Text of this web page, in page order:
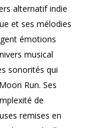
alternatif indie
et ses mélodies
émotions
musical
sonorités qui
Run. Ses
de
remises en